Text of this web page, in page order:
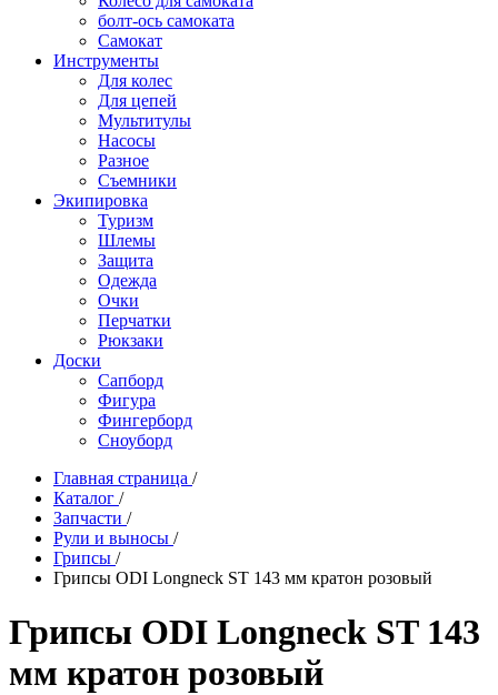
болт-ось самоката
Самокат
Инструменты
Для колес
Для цепей
Мультитулы
Насосы
Разное
Съемники
Экипировка
Туризм
Шлемы
Защита
Одежда
Очки
Перчатки
Рюкзаки
Доски
Сапборд
Фигура
Фингерборд
Сноуборд
Главная страница /
Каталог /
Запчасти /
Рули и выносы /
Грипсы /
Грипсы ODI Longneck ST 143 мм кратон розовый
Грипсы ODI Longneck ST 143
мм кратон розовый